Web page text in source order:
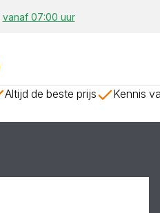
vanaf 07:00 uur
Altijd de beste prijs Kennis